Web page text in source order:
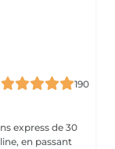
190
express de 30
en passant